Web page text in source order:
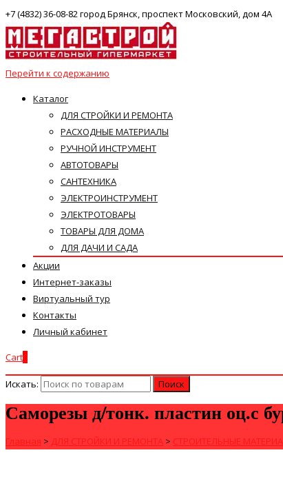
+7 (4832) 36-08-82 город Брянск, проспект Московский, дом 4А
Перейти к содержанию
Каталог
ДЛЯ СТРОЙКИ И РЕМОНТА
РАСХОДНЫЕ МАТЕРИАЛЫ
РУЧНОЙ ИНСТРУМЕНТ
АВТОТОВАРЫ
САНТЕХНИКА
ЭЛЕКТРОИНСТРУМЕНТ
ЭЛЕКТРОТОВАРЫ
ТОВАРЫ ДЛЯ ДОМА
ДЛЯ ДАЧИ И САДА
Акции
Интернет-заказы
Виртуальный тур
Контакты
Личный кабинет
Cart
Искать:
Саморезы д/тонк. пластин оц.с
Главная > ДЛЯ СТРОЙКИ И РЕМОНТА > СТРОИТЕЛЬНЫЕ